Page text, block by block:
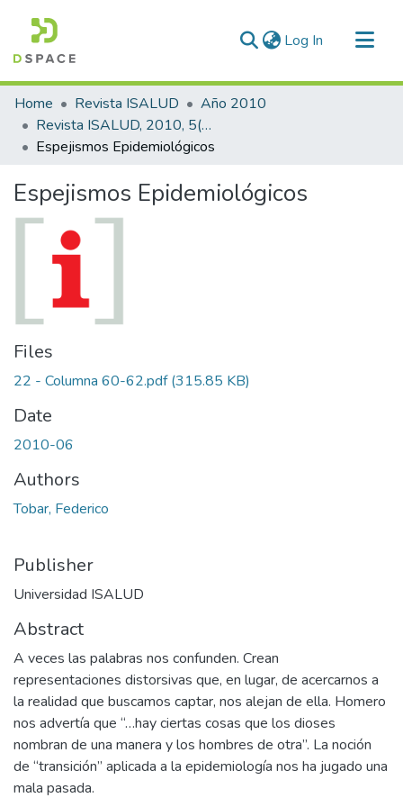
Log In (current)
Communities & Collections
All of DSpace
Statistics
Home Revista ISALUD
Año 2010
Revista ISALUD, 2010, 5(22)
Espejismos Epidemiológicos
Espejismos Epidemiológicos
Files
22 - Columna 60-62.pdf(315.85 KB)
Date
2010-06
Authors
Tobar, Federico
Publisher
Universidad ISALUD
Abstract
A veces las palabras nos confunden. Crean
representaciones distorsivas que, en lugar, de acercarnos a
la realidad que buscamos captar, nos alejan de ella. Homero
nos advertía que “…hay ciertas cosas que los dioses
nombran de una manera y los hombres de otra”. La noción
de “transición” aplicada a la epidemiología nos ha jugado una
mala pasada.